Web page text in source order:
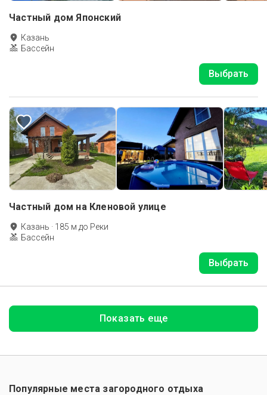
Частный дом Японский
Казань
Бассейн
Выбрать
Частный дом на Кленовой улице
Казань · 185 м до Реки
Бассейн
Выбрать
Показать еще
Популярные места загородного отдыха